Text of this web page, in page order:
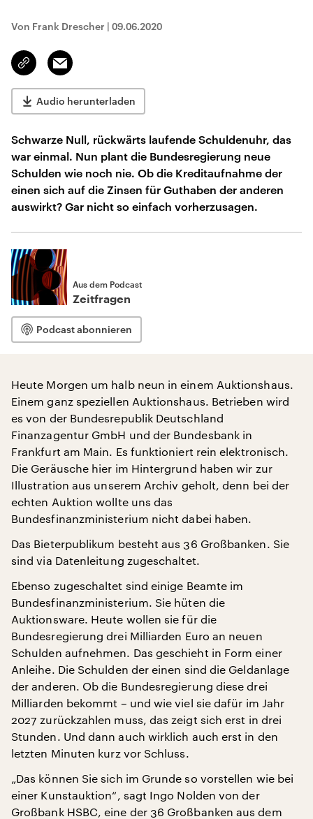
Von Frank Drescher | 09.06.2020
Link
kopieren/teilen
Email
Audio herunterladen
Schwarze Null, rückwärts laufende Schuldenuhr, das
war einmal. Nun plant die Bundesregierung neue
Schulden wie noch nie. Ob die Kreditaufnahme der
einen sich auf die Zinsen für Guthaben der anderen
auswirkt? Gar nicht so einfach vorherzusagen.
Aus dem Podcast
Zeitfragen
Podcast abonnieren
Heute Morgen um halb neun in einem Auktionshaus.
Einem ganz speziellen Auktionshaus. Betrieben wird
es von der Bundesrepublik Deutschland
Finanzagentur GmbH und der Bundesbank in
Frankfurt am Main. Es funktioniert rein elektronisch.
Die Geräusche hier im Hintergrund haben wir zur
Illustration aus unserem Archiv geholt, denn bei der
echten Auktion wollte uns das
Bundesfinanzministerium nicht dabei haben.
Das Bieterpublikum besteht aus 36 Großbanken. Sie
sind via Datenleitung zugeschaltet.
Ebenso zugeschaltet sind einige Beamte im
Bundesfinanzministerium. Sie hüten die
Auktionsware. Heute wollen sie für die
Bundesregierung drei Milliarden Euro an neuen
Schulden aufnehmen. Das geschieht in Form einer
Anleihe. Die Schulden der einen sind die Geldanlage
der anderen. Ob die Bundesregierung diese drei
Milliarden bekommt – und wie viel sie dafür im Jahr
2027 zurückzahlen muss, das zeigt sich erst in drei
Stunden. Und dann auch wirklich auch erst in den
letzten Minuten kurz vor Schluss.
„Das können Sie sich im Grunde so vorstellen wie bei
einer Kunstauktion“, sagt Ingo Nolden von der
Großbank HSBC, eine der 36 Großbanken aus dem